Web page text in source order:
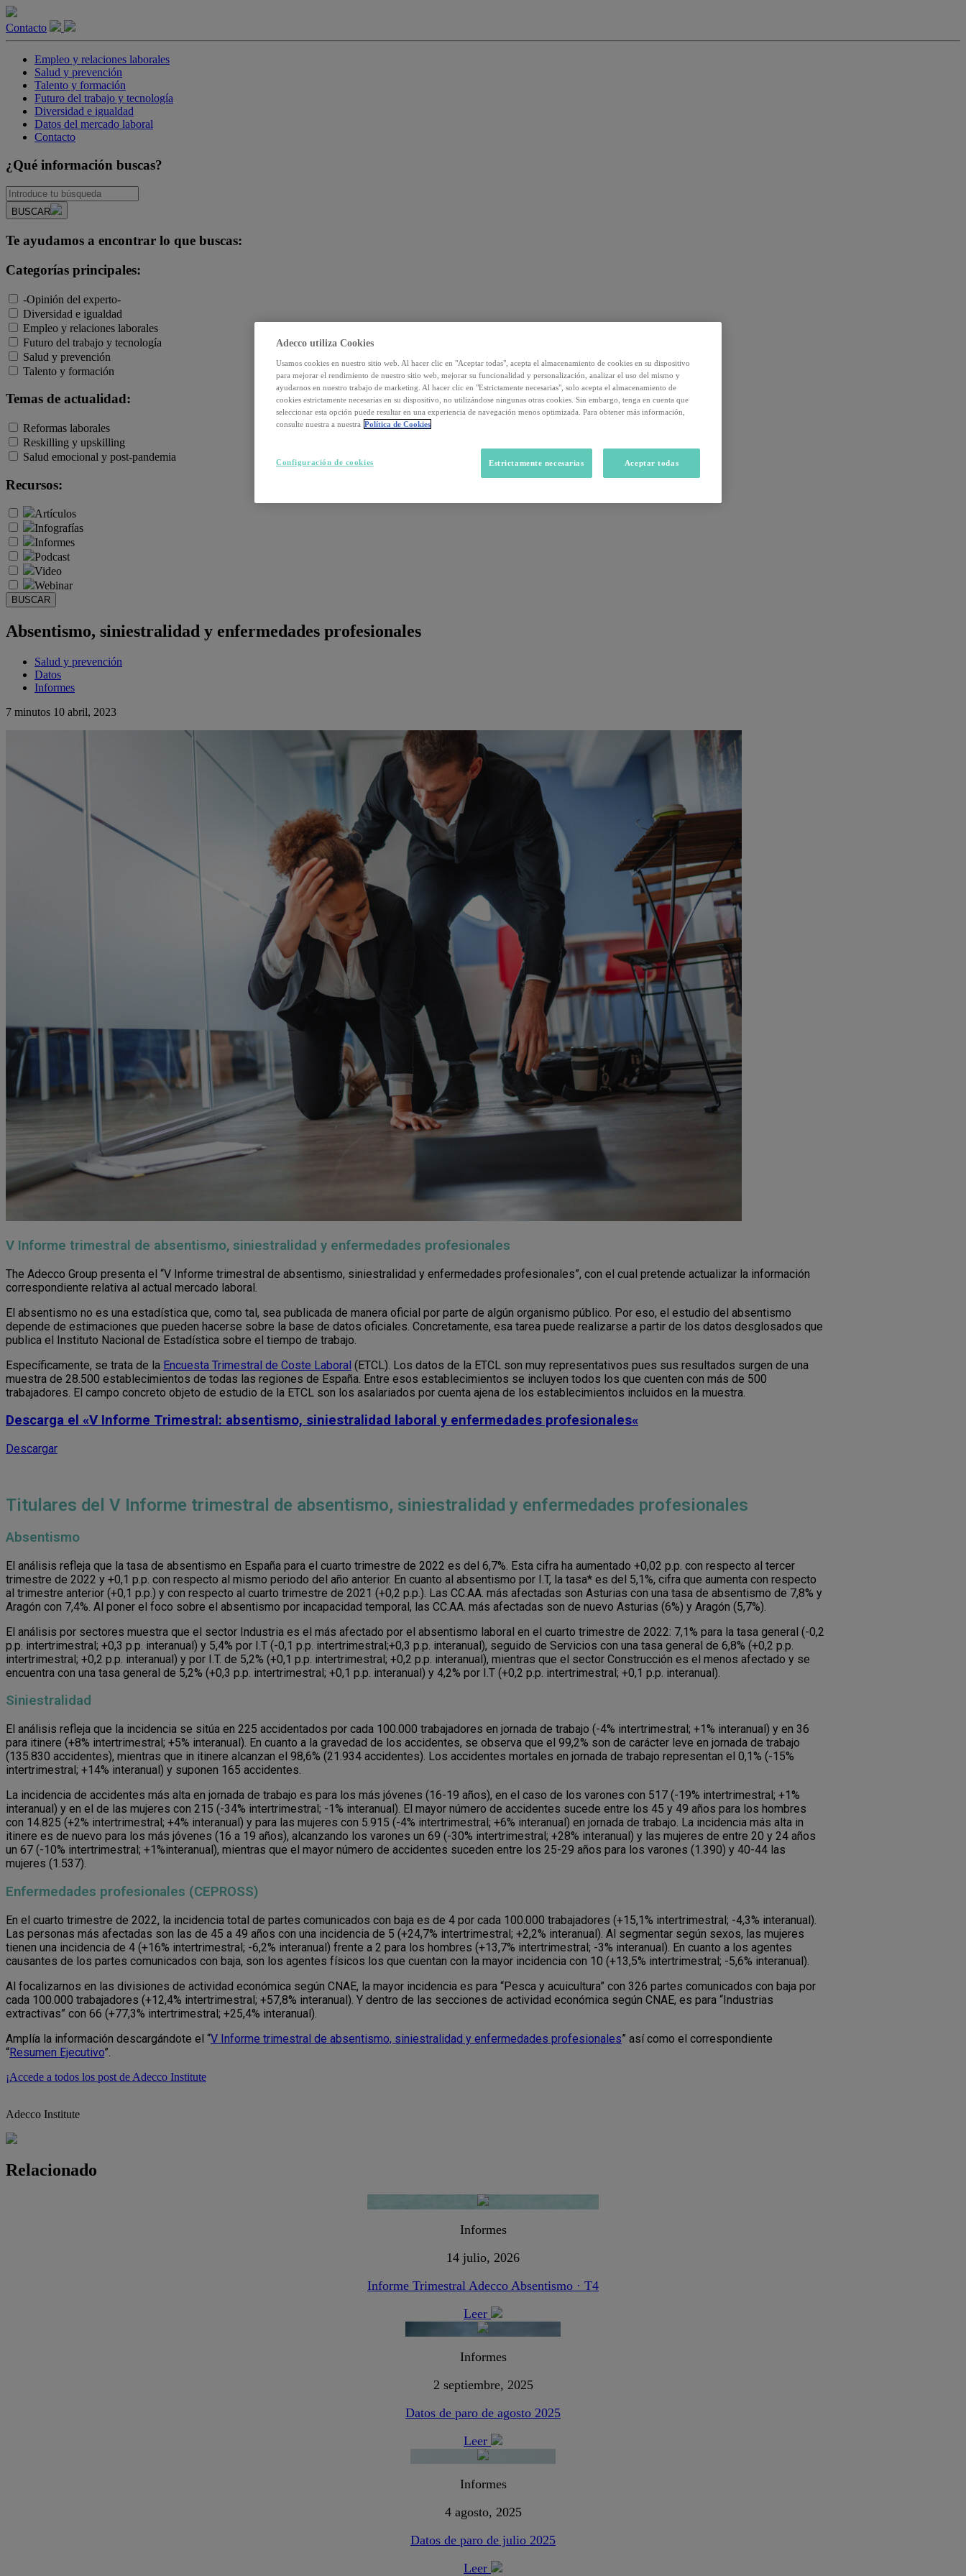
Contacto
Empleo y relaciones laborales
Salud y prevención
Talento y formación
Futuro del trabajo y tecnología
Diversidad e igualdad
Datos del mercado laboral
Contacto
¿Qué información buscas?
BUSCAR
Te ayudamos a encontrar lo que buscas:
Categorías principales:
-Opinión del experto-
Diversidad e igualdad
Empleo y relaciones laborales
Futuro del trabajo y tecnología
Salud y prevención
Talento y formación
Temas de actualidad:
Reformas laborales
Reskilling y upskilling
Salud emocional y post-pandemia
Recursos:
Artículos
Infografías
Informes
Podcast
Video
Webinar
BUSCAR
Absentismo, siniestralidad y enfermedades profesionales
Salud y prevención
Datos
Informes
7 minutos 10 abril, 2023
V Informe trimestral de absentismo, siniestralidad y enfermedades profesionales
The Adecco Group presenta el “V Informe trimestral de absentismo, siniestralidad y enfermedades profesionales”, con el cual pretende actualizar la información
correspondiente relativa al actual mercado laboral.
El absentismo no es una estadística que, como tal, sea publicada de manera oficial por parte de algún organismo público. Por eso, el estudio del absentismo
depende de estimaciones que pueden hacerse sobre la base de datos oficiales. Concretamente, esa tarea puede realizarse a partir de los datos desglosados que
publica el Instituto Nacional de Estadística sobre el tiempo de trabajo.
Específicamente, se trata de la Encuesta Trimestral de Coste Laboral (ETCL). Los datos de la ETCL son muy representativos pues sus resultados surgen de una
muestra de 28.500 establecimientos de todas las regiones de España. Entre esos establecimientos se incluyen todos los que cuenten con más de 500
trabajadores. El campo concreto objeto de estudio de la ETCL son los asalariados por cuenta ajena de los establecimientos incluidos en la muestra.
Descarga el «V Informe Trimestral: absentismo, siniestralidad laboral y enfermedades profesionales«
Descargar
Titulares del V Informe trimestral de absentismo, siniestralidad y enfermedades profesionales
Absentismo
El análisis refleja que la tasa de absentismo en España para el cuarto trimestre de 2022 es del 6,7%. Esta cifra ha aumentado +0,02 p.p. con respecto al tercer
trimestre de 2022 y +0,1 p.p. con respecto al mismo periodo del año anterior. En cuanto al absentismo por I.T, la tasa* es del 5,1%, cifra que aumenta con respecto
al trimestre anterior (+0,1 p.p.) y con respecto al cuarto trimestre de 2021 (+0,2 p.p.). Las CC.AA. más afectadas son Asturias con una tasa de absentismo de 7,8% y
Aragón con 7,4%. Al poner el foco sobre el absentismo por incapacidad temporal, las CC.AA. más afectadas son de nuevo Asturias (6%) y Aragón (5,7%).
El análisis por sectores muestra que el sector Industria es el más afectado por el absentismo laboral en el cuarto trimestre de 2022: 7,1% para la tasa general (-0,2
p.p. intertrimestral; +0,3 p.p. interanual) y 5,4% por I.T (-0,1 p.p. intertrimestral;+0,3 p.p. interanual), seguido de Servicios con una tasa general de 6,8% (+0,2 p.p.
intertrimestral; +0,2 p.p. interanual) y por I.T. de 5,2% (+0,1 p.p. intertrimestral; +0,2 p.p. interanual), mientras que el sector Construcción es el menos afectado y se
encuentra con una tasa general de 5,2% (+0,3 p.p. intertrimestral; +0,1 p.p. interanual) y 4,2% por I.T (+0,2 p.p. intertrimestral; +0,1 p.p. interanual).
Siniestralidad
El análisis refleja que la incidencia se sitúa en 225 accidentados por cada 100.000 trabajadores en jornada de trabajo (-4% intertrimestral; +1% interanual) y en 36
para itinere (+8% intertrimestral; +5% interanual). En cuanto a la gravedad de los accidentes, se observa que el 99,2% son de carácter leve en jornada de trabajo
(135.830 accidentes), mientras que in itinere alcanzan el 98,6% (21.934 accidentes). Los accidentes mortales en jornada de trabajo representan el 0,1% (-15%
intertrimestral; +14% interanual) y suponen 165 accidentes.
La incidencia de accidentes más alta en jornada de trabajo es para los más jóvenes (16-19 años), en el caso de los varones con 517 (-19% intertrimestral; +1%
interanual) y en el de las mujeres con 215 (-34% intertrimestral; -1% interanual). El mayor número de accidentes sucede entre los 45 y 49 años para los hombres
con 14.825 (+2% intertrimestral; +4% interanual) y para las mujeres con 5.915 (-4% intertrimestral; +6% interanual) en jornada de trabajo. La incidencia más alta in
itinere es de nuevo para los más jóvenes (16 a 19 años), alcanzando los varones un 69 (-30% intertrimestral; +28% interanual) y las mujeres de entre 20 y 24 años
un 67 (-10% intertrimestral; +1%interanual), mientras que el mayor número de accidentes suceden entre los 25-29 años para los varones (1.390) y 40-44 las
mujeres (1.537).
Enfermedades profesionales (CEPROSS)
En el cuarto trimestre de 2022, la incidencia total de partes comunicados con baja es de 4 por cada 100.000 trabajadores (+15,1% intertrimestral; -4,3% interanual).
Las personas más afectadas son las de 45 a 49 años con una incidencia de 5 (+24,7% intertrimestral; +2,2% interanual). Al segmentar según sexos, las mujeres
tienen una incidencia de 4 (+16% intertrimestral; -6,2% interanual) frente a 2 para los hombres (+13,7% intertrimestral; -3% interanual). En cuanto a los agentes
causantes de los partes comunicados con baja, son los agentes físicos los que cuentan con la mayor incidencia con 10 (+13,5% intertrimestral; -5,6% interanual).
Al focalizarnos en las divisiones de actividad económica según CNAE, la mayor incidencia es para “Pesca y acuicultura” con 326 partes comunicados con baja por
cada 100.000 trabajadores (+12,4% intertrimestral; +57,8% interanual). Y dentro de las secciones de actividad económica según CNAE, es para “Industrias
extractivas” con 66 (+77,3% intertrimestral; +25,4% interanual).
Amplía la información descargándote el “V Informe trimestral de absentismo, siniestralidad y enfermedades profesionales” así como el correspondiente
“Resumen Ejecutivo”.
¡Accede a todos los post de Adecco Institute
Adecco Institute
Relacionado
Informes
14 julio, 2026
Informe Trimestral Adecco Absentismo · T4
Leer
Informes
2 septiembre, 2025
Datos de paro de agosto 2025
Leer
Informes
4 agosto, 2025
Datos de paro de julio 2025
Leer
Adecco utiliza Cookies
Usamos cookies en nuestro sitio web. Al hacer clic en "Aceptar todas", acepta el almacenamiento de cookies en su dispositivo
para mejorar el rendimiento de nuestro sitio web, mejorar su funcionalidad y personalización, analizar el uso del mismo y
ayudarnos en nuestro trabajo de marketing. Al hacer clic en "Estrictamente necesarias", solo acepta el almacenamiento de
cookies estrictamente necesarias en su dispositivo, no utilizándose ningunas otras cookies. Sin embargo, tenga en cuenta que
seleccionar esta opción puede resultar en una experiencia de navegación menos optimizada. Para obtener más información,
consulte nuestra a nuestra Política de Cookies
Estrictamente necesarias Aceptar todas
Configuración de cookies